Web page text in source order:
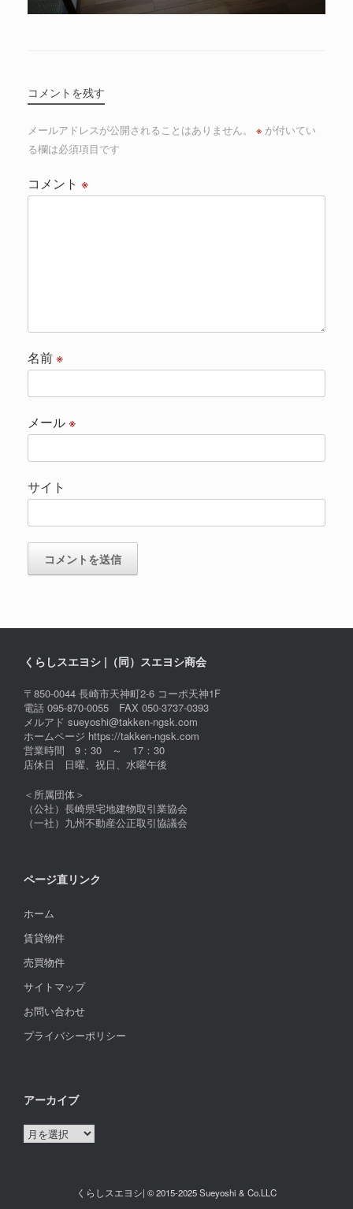
コメントを残す
メールアドレスが公開されることはありません。 ※ が付いてい
る欄は必須項目です
コメント ※
名前※
メール※
サイト
くらしスエヨシ |（同）スエヨシ商会
〒850-0044 長崎市天神町2-6 コーポ天神1F
電話 095-870-0055 FAX 050-3737-0393
メルアド sueyoshi@takken-ngsk.com
ホームページ https://takken-ngsk.com
営業時間 9：30 ～ 17：30
店休日 日曜、祝日、水曜午後
＜所属団体＞
（公社）長崎県宅地建物取引業協会
（一社）九州不動産公正取引協議会
ページ直リンク
ホーム
賃貸物件
売買物件
サイトマップ
お問い合わせ
プライバシーポリシー
アーカイブ
ア
くらしスエヨシ| © 2015-2025 Sueyoshi & Co.LLC